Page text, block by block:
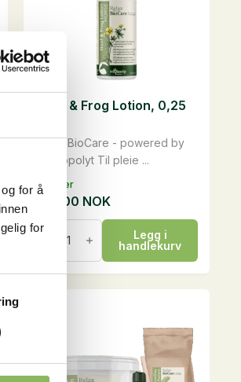
for å
for
På lager
Relax BioCare - powered by
St. Hippolyt Til pleie ...
Hoof & Frog Lotion, 0,25
354,00 NOK
Hoof
&
Lotion,
0,25
Legg i
handlekurv